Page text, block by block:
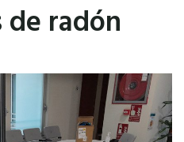
de radón